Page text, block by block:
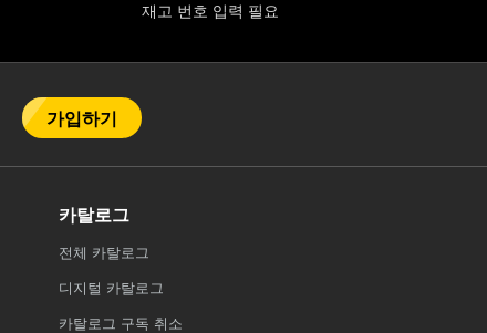
재고 번호 입력 필요
가입하기
카탈로그
전체 카탈로그
디지털 카탈로그
카탈로그 구독 취소